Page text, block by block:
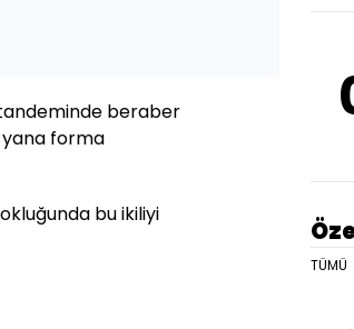
beraber
yana forma
bu ikiliyi
TÜMÜ